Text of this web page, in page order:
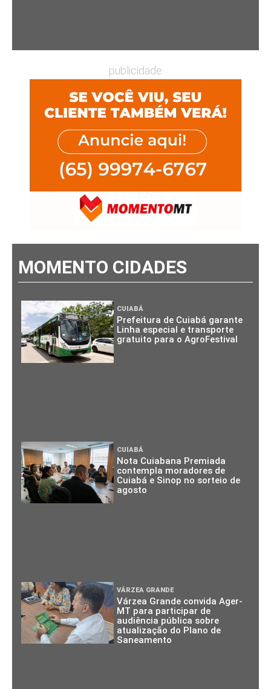
publicidade
MOMENTO CIDADES
CUIABÁ
Prefeitura de Cuiabá garante
Linha especial e transporte
gratuito para o AgroFestival
CUIABÁ
Nota Cuiabana Premiada
contempla moradores de
Cuiabá e Sinop no sorteio de
agosto
VÁRZEA GRANDE
Várzea Grande convida Ager-
MT para participar de
audiência pública sobre
atualização do Plano de
Saneamento